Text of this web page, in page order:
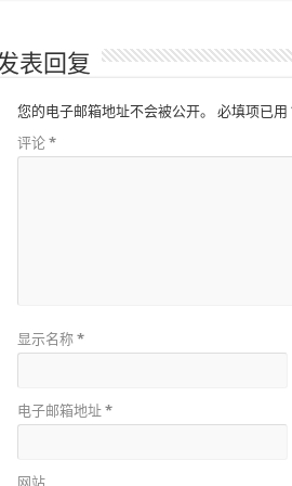
表回复
您的电子邮箱地址不会被公开。 必填项已用
评论 *
显示名称 *
电子邮箱地址 *
网站